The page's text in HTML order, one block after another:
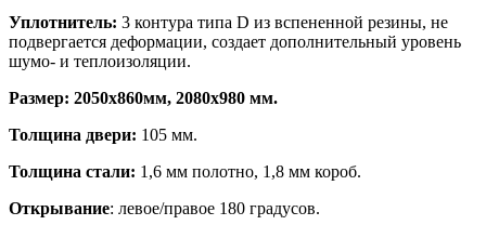
Уплотнитель: 3 контура типа D из вспененной резины, не
подвергается деформации, создает дополнительный уровень
шумо- и теплоизоляции.
Размер: 2050х860мм, 2080х980 мм.
Толщина двери: 105 мм.
Толщина стали: 1,6 мм полотно, 1,8 мм короб.
Открывание: левое/правое 180 градусов.